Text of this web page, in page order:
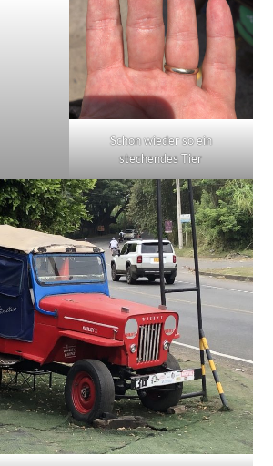
Schon wieder so ein
stechendes Tier